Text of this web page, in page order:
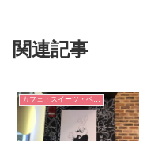
関連記事
カフェ・スイーツ・ベーカリー